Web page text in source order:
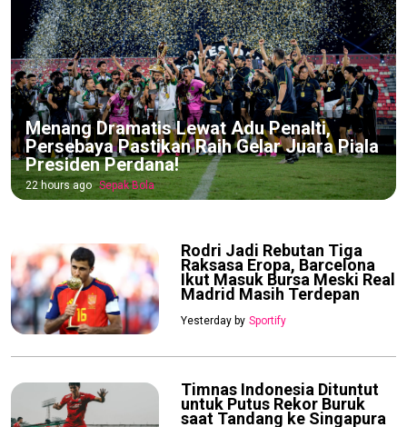
Menang Dramatis Lewat Adu Penalti,
Persebaya Pastikan Raih Gelar Juara Piala
Presiden Perdana!
22 hours ago Sepak Bola
Rodri Jadi Rebutan Tiga
Raksasa Eropa, Barcelona
Ikut Masuk Bursa Meski Real
Madrid Masih Terdepan
Yesterday by Sportify
Timnas Indonesia Dituntut
untuk Putus Rekor Buruk
saat Tandang ke Singapura